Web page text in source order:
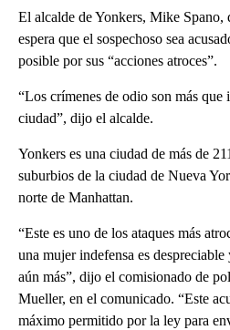
El alcalde de Yonkers, Mike Spano,
espera que el sospechoso sea
posible por sus “acciones atroces”.
“Los crímenes de odio son más que
ciudad”, dijo el alcalde.
Yonkers es una ciudad de más de
suburbios de la ciudad de Nueva
norte de Manhattan.
“Este es uno de los ataques más
una mujer indefensa es
aún más”, dijo el comisionado de
Mueller, en el comunicado. “Este
máximo permitido por la ley para